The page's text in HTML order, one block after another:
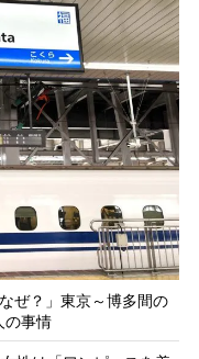
ぜ？」東京～博多間の
の事情